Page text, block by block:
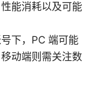
能消耗以及可能
下，PC 端可能
动端则需关注数